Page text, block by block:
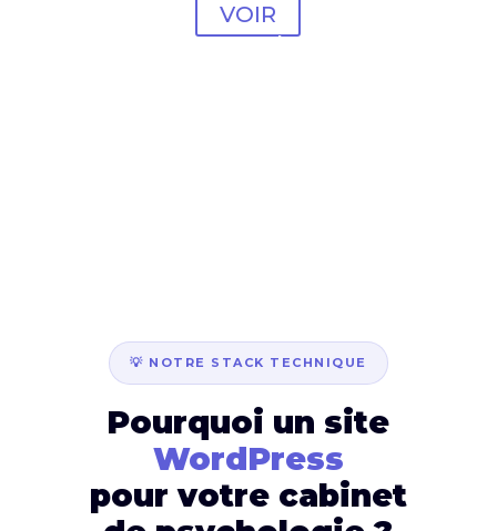
VOIR
Modèle psychologue
💡 NOTRE STACK TECHNIQUE
Pourquoi un site
WordPress
pour votre cabinet